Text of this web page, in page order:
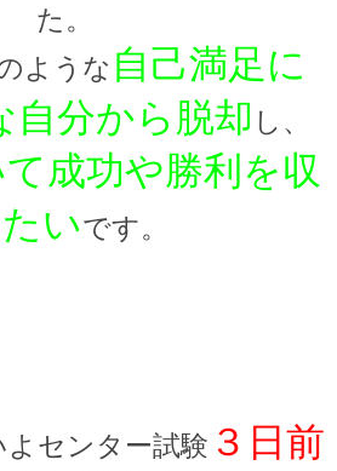
た。
ような 自己満足に
自分から脱却 し、
成功や勝利を収
いです。
センター試験 ３ 日前